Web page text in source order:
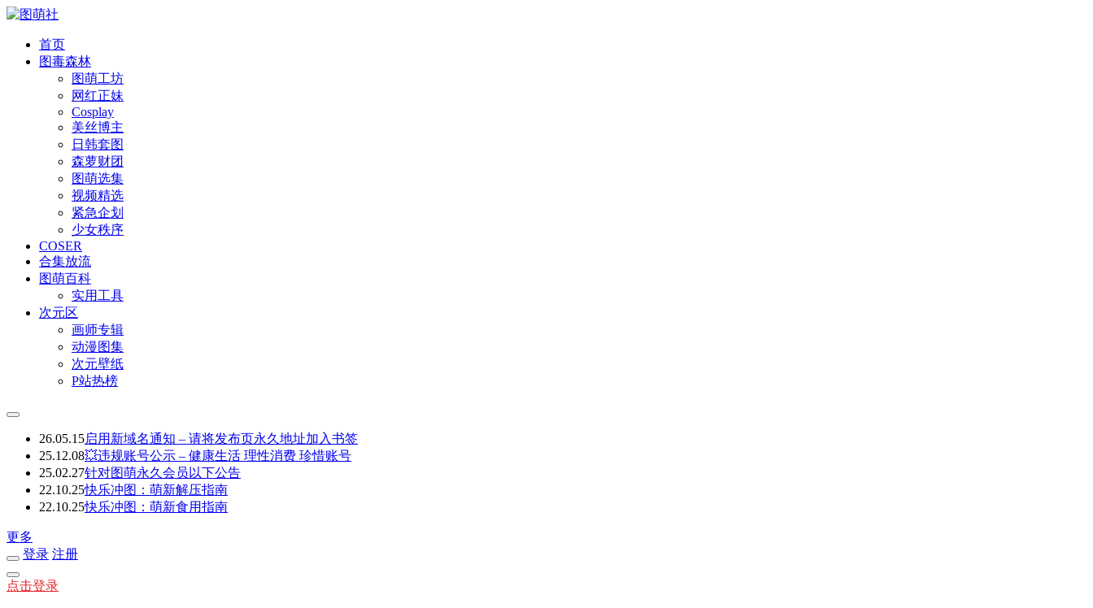
首页
图毒森林
图萌工坊
网红正妹
Cosplay
美丝博主
日韩套图
森萝财团
图萌选集
视频精选
紧急企划
少女秩序
COSER
合集放流
图萌百科
实用工具
次元区
画师专辑
动漫图集
次元壁纸
P站热榜
26.05.15启用新域名通知 – 请将发布页永久地址加入书签
25.12.08💥违规账号公示 – 健康生活 理性消费 珍惜账号
25.02.27针对图萌永久会员以下公告
22.10.25快乐冲图：萌新解压指南
22.10.25快乐冲图：萌新食用指南
更多
登录 注册
点击登录